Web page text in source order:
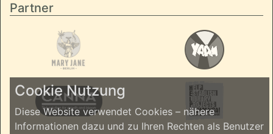
Partner
Cookie Nutzung
Diese Website verwendet Cookies – nähere
Informationen dazu und zu Ihren Rechten als Benutzer